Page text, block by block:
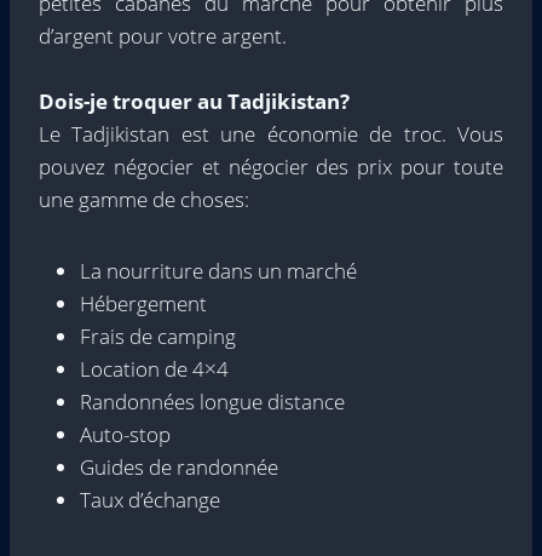
d’argent pour votre argent.
Dois-je troquer au Tadjikistan?
Le Tadjikistan est une économie de troc. Vous
pouvez négocier et négocier des prix pour toute
une gamme de choses:
La nourriture dans un marché
Hébergement
Frais de camping
Location de 4×4
Randonnées longue distance
Auto-stop
Guides de randonnée
Taux d’échange